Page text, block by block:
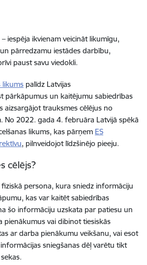
– iespēja ikvienam veicināt likumīgu,
pārredzamu iestādes darbību,
paust savu viedokli.
likums palīdz Latvijas
pārkāpumus un kaitējumu sabiedrības
aizsargājot trauksmes cēlējus no
. No 2022. gada 4. februāra Latvijā spēkā
likums, kas pārņem ES
, pilnveidojot līdzšinējo pieeju.
cēlējs?
fiziskā persona, kura sniedz informāciju
kas var kaitēt sabiedrības
šo informāciju uzskata par patiesu un
pienākumus vai dibinot tiesiskās
ar darba pienākumu veikšanu, vai esot
sniegšanas dēļ varētu tikt